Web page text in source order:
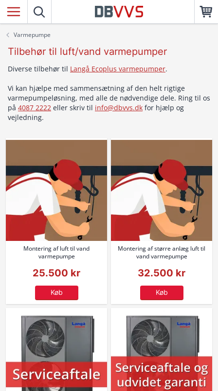
Varmepumpe
Tilbehør til luft/vand varmepumper
Diverse tilbehør til Langå Ecoplus varmepumper.
Vi kan hjælpe med sammensætning af den helt rigtige
varmepumpeløsning, med alle de nødvendige dele. Ring til os
på 4087 2222 eller skriv til info@dbvvs.dk for hjælp og
vejledning.
Montering af luft til vand
varmepumpe
25.500 kr
Køb
Montering af større anlæg luft til
vand varmepumpe
32.500 kr
Køb